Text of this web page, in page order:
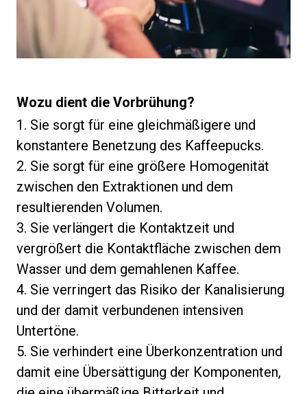
Wozu dient die Vorbrühung?
1. Sie sorgt für eine gleichmäßigere und
konstantere Benetzung des Kaffeepucks.
2. Sie sorgt für eine größere Homogenität
zwischen den Extraktionen und dem
resultierenden Volumen.
3. Sie verlängert die Kontaktzeit und
vergrößert die Kontaktfläche zwischen dem
Wasser und dem gemahlenen Kaffee.
4. Sie verringert das Risiko der Kanalisierung
und der damit verbundenen intensiven
Untertöne.
5. Sie verhindert eine Überkonzentration und
damit eine Übersättigung der Komponenten,